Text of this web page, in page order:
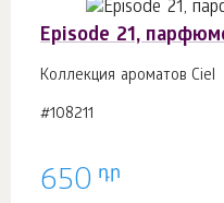
Episode 21,
Коллекция ароматов Ciel
#108211
650 դր